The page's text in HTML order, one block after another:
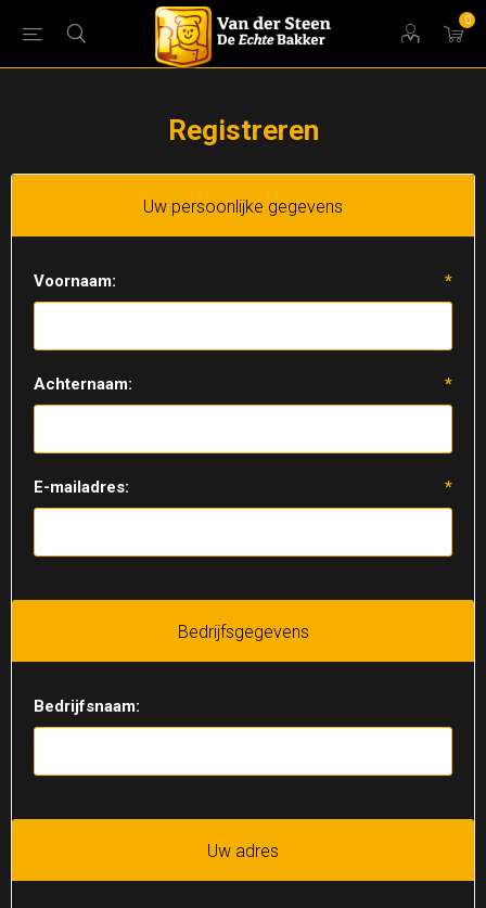
0
Registreren
Uw persoonlijke gegevens
Voornaam: *
Achternaam: *
E-mailadres: *
Bedrijfsgegevens
Bedrijfsnaam:
Uw adres